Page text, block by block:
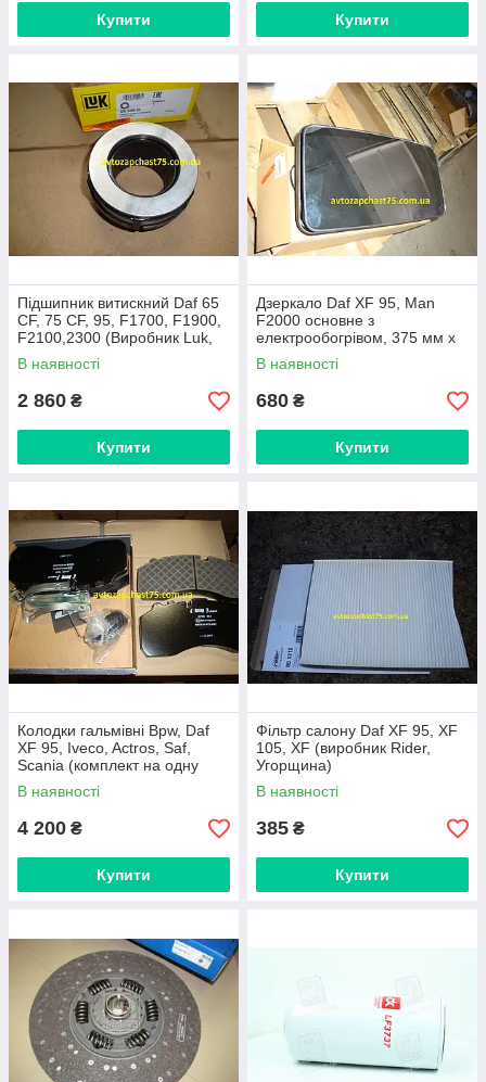
Купити Купити
Підшипник витискний Daf 65
CF, 75 CF, 95, F1700, F1900,
F2100,2300 (Виробник Luk,
Німеччина)
В наявності
2 860 ₴
Купити
Дзеркало Daf XF 95, Man
F2000 основне з
електрообогрівом, 375 мм х
190 мм (Доріжна карта,
Харків)
В наявності
680 ₴
Купити
Колодки гальмівні Bpw, Daf
XF 95, Iveco, Actros, Saf,
Scania (комплект на одну
вісь) виробник Lumag,
Польща
В наявності
4 200 ₴
Купити
Фільтр салону Daf XF 95, XF
105, XF (виробник Rider,
Угорщина)
В наявності
385 ₴
Купити